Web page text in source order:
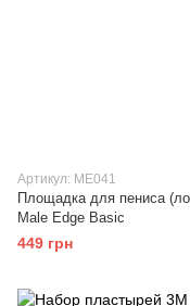
Артикул: ME041
Площадка для пениса
Male Edge Basic
449 грн